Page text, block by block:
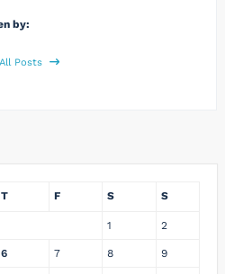
by:
Posts
T F S S
1 2
6 7 8 9